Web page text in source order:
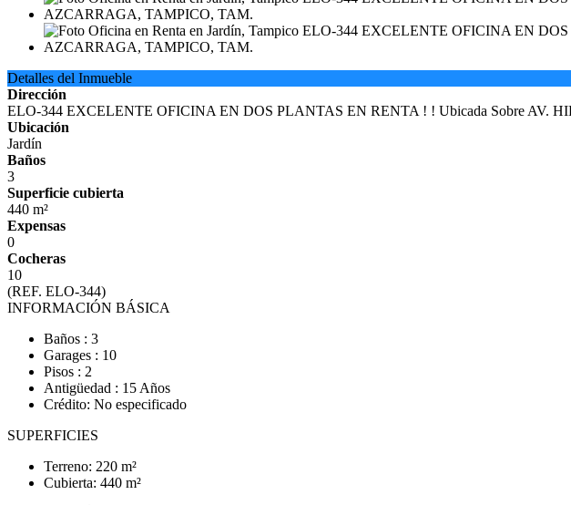
Detalles del Inmueble
Dirección
ELO-344 EXCELENTE OFICINA EN DOS PLANTAS EN RENTA ! ! Ubicada Sobre
Ubicación
Jardín
Baños
3
Superficie cubierta
440 m²
Expensas
0
Cocheras
10
(REF. ELO-344)
INFORMACIÓN BÁSICA
Baños : 3
Garages : 10
Pisos : 2
Antigüedad : 15 Años
Crédito: No especificado
SUPERFICIES
Terreno: 220 m²
Cubierta: 440 m²